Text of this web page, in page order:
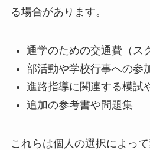
る場合があります。
通学のための交通費（ス
部活動や学校行事への参
進路指導に関連する模試
追加の参考書や問題集
これらは個人の選択によって